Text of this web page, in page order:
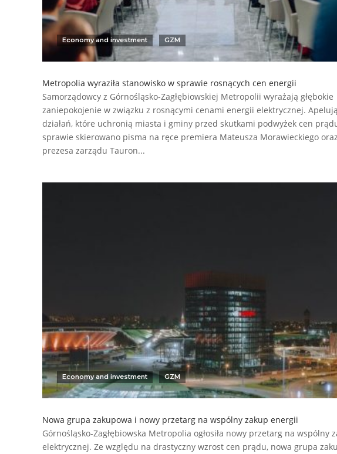
Economy and investment GZM
Metropolia wyraziła stanowisko w sprawie rosnących cen energii
Samorządowcy z Górnośląsko-Zagłębiowskiej Metropolii wyrażają głębokie
zaniepokojenie w związku z rosnącymi cenami energii elektrycznej.
działań, które uchronią miasta i gminy przed skutkami podwyżek cen
sprawie skierowano pisma na ręce premiera Mateusza Morawieckiego oraz
prezesa zarządu Tauron...
Economy and investment GZM
Nowa grupa zakupowa i nowy przetarg na wspólny zakup energii
Górnośląsko-Zagłębiowska Metropolia ogłosiła nowy przetarg na wspólny
elektrycznej. Ze względu na drastyczny wzrost cen prądu, nowa grupa